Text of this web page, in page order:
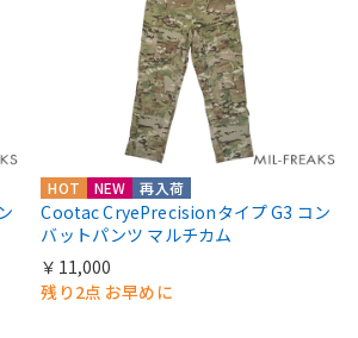
HOT NEW 再入荷
Cootac CryePrecisionタイプ G3 コン
バットパンツ マルチカム
￥11,000
残り2点 お早めに